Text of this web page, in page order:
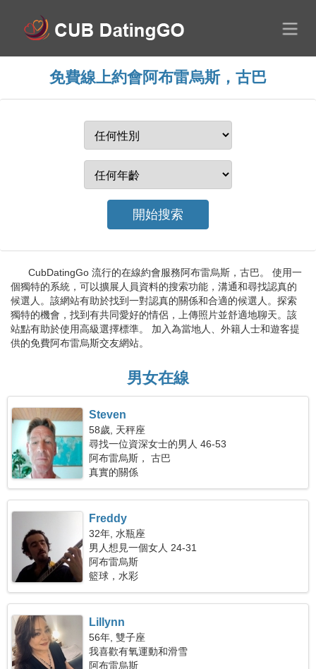
免費線上約會阿布雷烏斯，古巴
CubDatingGo 流行的在線約會服務阿布雷烏斯，古巴。 使用一
個獨特的系統，可以擴展人員資料的搜索功能，溝通和尋找認真的
候選人。該網站有助於找到一對認真的關係和合適的候選人。探索
獨特的機會，找到有共同愛好的情侶，上傳照片並舒適地聊天。該
站點有助於使用高級選擇標準。 加入為當地人、外籍人士和遊客提
供的免費阿布雷烏斯交友網站。
男女在線
Steven
58歲, 天秤座
尋找一位資深女士的男人 46-53
阿布雷烏斯， 古巴
真實的關係
Freddy
32年, 水瓶座
男人想見一個女人 24-31
阿布雷烏斯
籃球，水彩
Lillynn
56年, 雙子座
我喜歡有氧運動和滑雪
阿布雷烏斯